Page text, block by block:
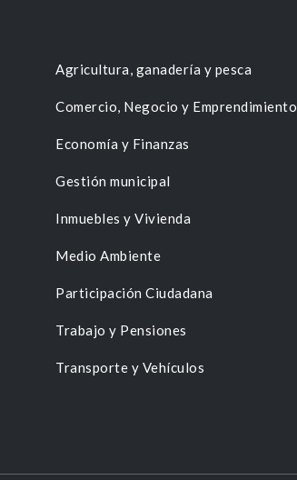
Agricultura, ganadería y pesca
Comercio, Negocio y Emprendimiento
Economía y Finanzas
Gestión municipal
Inmuebles y Vivienda
Medio Ambiente
Participación Ciudadana
Trabajo y Pensiones
Transporte y Vehículos